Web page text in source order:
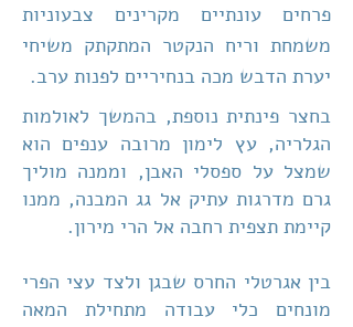
פרחים עונתיים מקרינים צבעוניות
משמחת וריח הנקטר המתקתק משיחי
יערת הדבש מכה בנחיריים לפנות ערב.
בחצר פינתית נוספת, בהמשך לאולמות
הגלריה, עץ לימון מרובה ענפים הוא
שמצל על ספסלי האבן, וממנה מוליך
גרם מדרגות עתיק אל גג המבנה, ממנו
קיימת תצפית רחבה אל הרי מירון.
בין אגרטלי החרס שבגן ולצד עצי הפרי
מונחים כלי עבודה מתחילת המאה